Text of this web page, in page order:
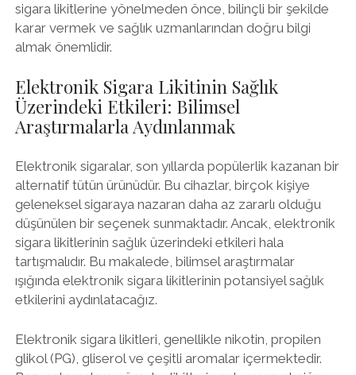
sigara likitlerine yönelmeden önce, bilinçli bir şekilde
karar vermek ve sağlık uzmanlarından doğru bilgi
almak önemlidir.
Elektronik Sigara Likitinin Sağlık
Üzerindeki Etkileri: Bilimsel
Araştırmalarla Aydınlanmak
Elektronik sigaralar, son yıllarda popülerlik kazanan bir
alternatif tütün ürünüdür. Bu cihazlar, birçok kişiye
geleneksel sigaraya nazaran daha az zararlı olduğu
düşünülen bir seçenek sunmaktadır. Ancak, elektronik
sigara likitlerinin sağlık üzerindeki etkileri hala
tartışmalıdır. Bu makalede, bilimsel araştırmalar
ışığında elektronik sigara likitlerinin potansiyel sağlık
etkilerini aydınlatacağız.
Elektronik sigara likitleri, genellikle nikotin, propilen
glikol (PG), gliserol ve çeşitli aromalar içermektedir.